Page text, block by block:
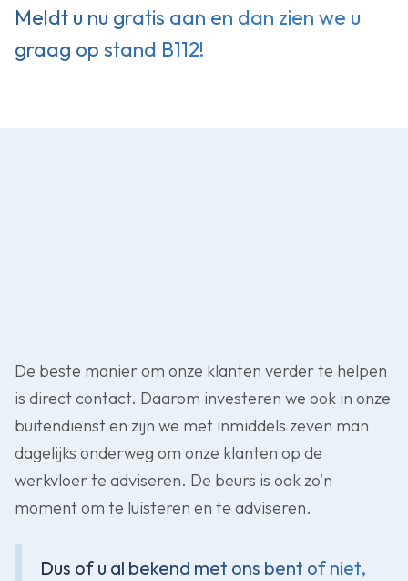
Meldt u nu gratis aan en dan zien we u
graag op stand B112!
De beste manier om onze klanten verder te helpen
is direct contact. Daarom investeren we ook in onze
buitendienst en zijn we met inmiddels zeven man
dagelijks onderweg om onze klanten op de
werkvloer te adviseren. De beurs is ook zo'n
moment om te luisteren en te adviseren.
Dus of u al bekend met ons bent of niet,